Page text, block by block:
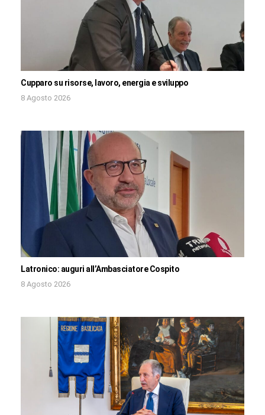
Cupparo su risorse, lavoro, energia e sviluppo
8 Agosto 2026
Latronico: auguri all’Ambasciatore Cospito
8 Agosto 2026